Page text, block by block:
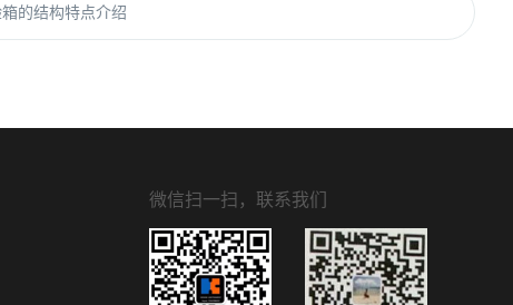
的结构特点介绍
微信扫一扫，联系我们